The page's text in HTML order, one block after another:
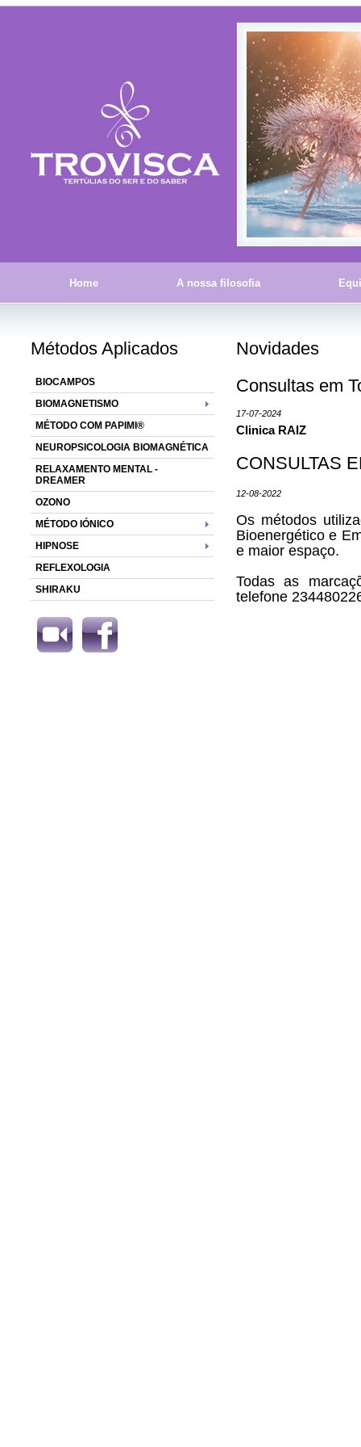
Home A nossa filosofia
Métodos Aplicados
BIOCAMPOS
BIOMAGNETISMO
MÉTODO COM PAPIMI®
NEUROPSICOLOGIA BIOMAGNÉTICA
RELAXAMENTO MENTAL -
DREAMER
OZONO
MÉTODO IÓNICO
HIPNOSE
REFLEXOLOGIA
SHIRAKU
Novidades
Consultas em
17-07-2024
Clinica RAIZ
CONSULTAS
12-08-2022
Os métodos
Bioenergético e
e maior espaço.
Todas as
telefone